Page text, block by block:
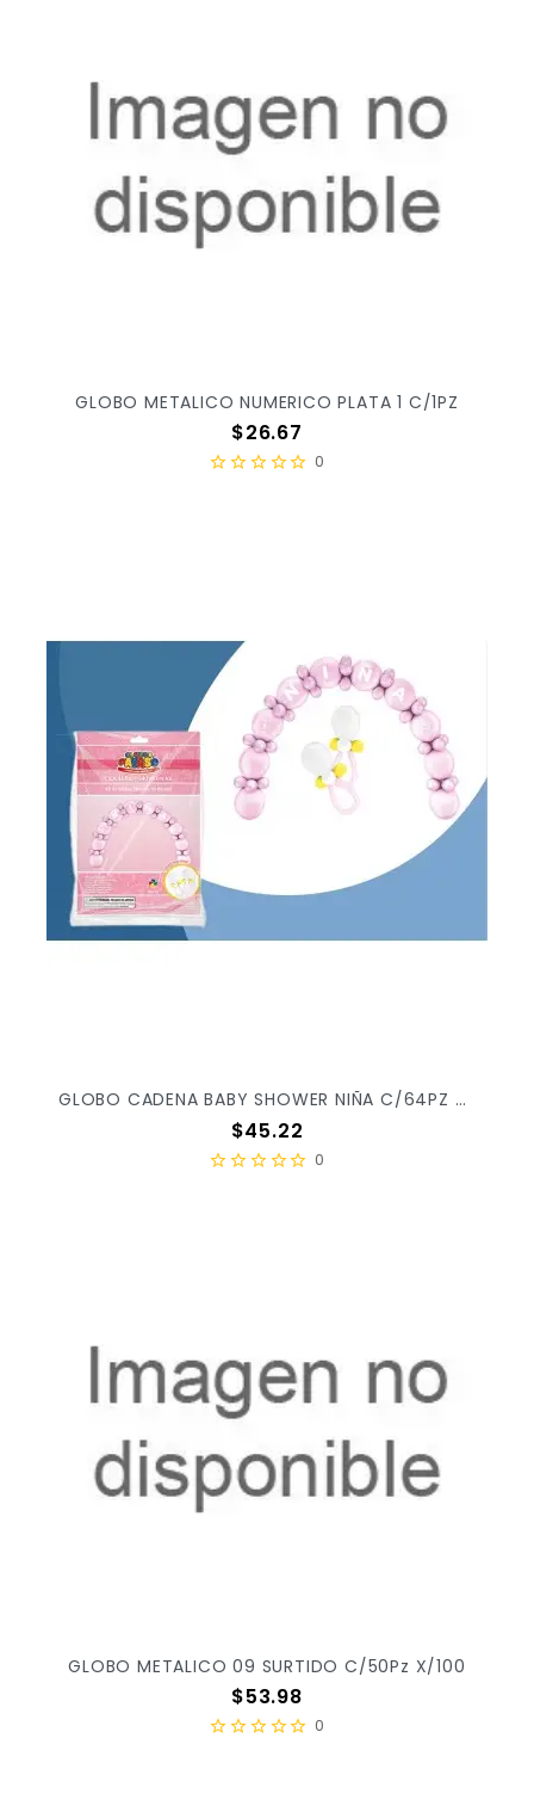
GLOBO METALICO NUMERICO PLATA 1 C/1PZ
Precio
$26.67
0
GLOBO CADENA BABY SHOWER NIÑA C/64PZ X/10
Precio
$45.22
0
GLOBO METALICO 09 SURTIDO C/50Pz X/100
Precio
$53.98
0